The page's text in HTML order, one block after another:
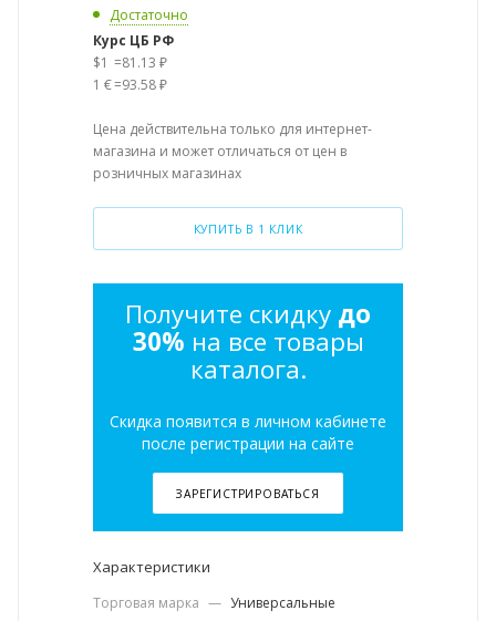
Достаточно
Курс ЦБ РФ
$1 =81.13 ₽
1 €=93.58 ₽
Цена действительна только для интернет-
магазина и может отличаться от цен в
розничных магазинах
КУПИТЬ В 1 КЛИК
Получите скидку до
30% на все товары
каталога.
Скидка появится в личном кабинете
после регистрации на сайте
ЗАРЕГИСТРИРОВАТЬСЯ
Характеристики
Торговая марка — Универсальные